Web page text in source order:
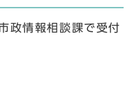
政情報相談課で受付